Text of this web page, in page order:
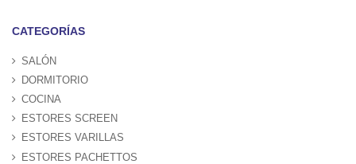
CATEGORÍAS
SALÓN
DORMITORIO
COCINA
ESTORES SCREEN
ESTORES VARILLAS
ESTORES PACHETTOS